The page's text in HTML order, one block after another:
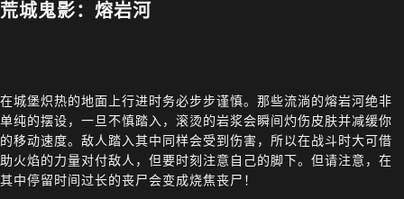
荒城鬼影：熔岩河
在城堡炽热的地面上行进时务必步步谨慎。那些流淌的熔岩河绝非
单纯的摆设，一旦不慎踏入，滚烫的岩浆会瞬间灼伤皮肤并减缓你
的移动速度。敌人踏入其中同样会受到伤害，所以在战斗时大可借
助火焰的力量对付敌人，但要时刻注意自己的脚下。但请注意，在
其中停留时间过长的丧尸会变成烧焦丧尸！